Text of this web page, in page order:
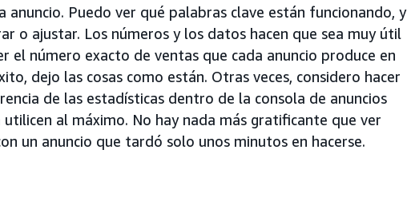
anuncio. Puedo ver qué palabras clave están funcionando, y
o ajustar. Los números y los datos hacen que sea muy útil
el número exacto de ventas que cada anuncio produce en
dejo las cosas como están. Otras veces, considero hacer
de las estadísticas dentro de la consola de anuncios
al máximo. No hay nada más gratificante que ver
un anuncio que tardó solo unos minutos en hacerse.